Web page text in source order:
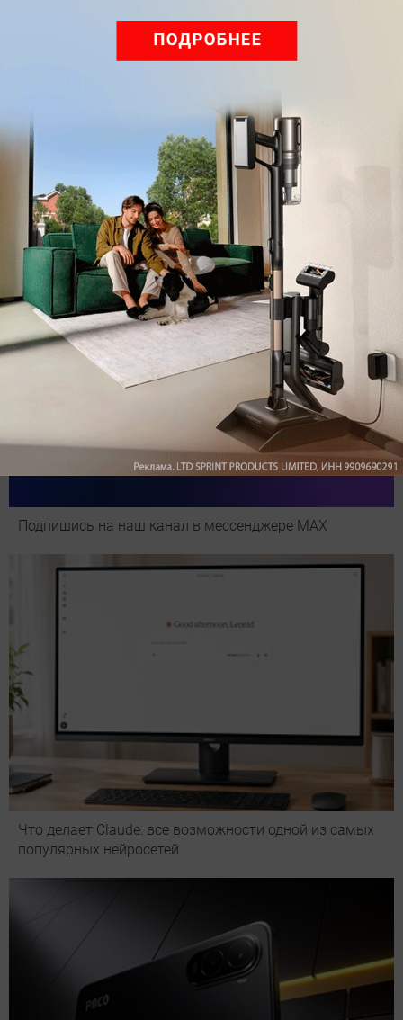
Обзор вертикального пылесоса Dreame Z40 AquaCycle
Pro: гибкий подход к уборке
Подпишись на наш канал в мессенджере МАХ
Что делает Сlaude: все возможности одной из самых
популярных нейросетей